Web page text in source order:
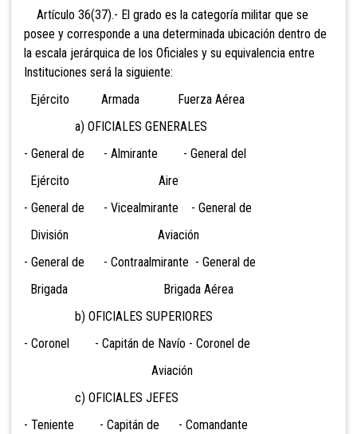
Artículo 36(37).- El grado es la categoría militar que se
posee y corresponde a una determinada ubicación dentro de
la escala jerárquica de los Oficiales y su equivalencia entre
Instituciones será la siguiente:
Ejército Armada Fuerza Aérea
a) OFICIALES GENERALES
- General de - Almirante - General del
Ejército Aire
- General de - Vicealmirante - General de
División Aviación
- General de - Contraalmirante - General de
Brigada Brigada Aérea
b) OFICIALES SUPERIORES
- Coronel - Capitán de Navío - Coronel de
Aviación
c) OFICIALES JEFES
- Teniente - Capitán de - Comandante